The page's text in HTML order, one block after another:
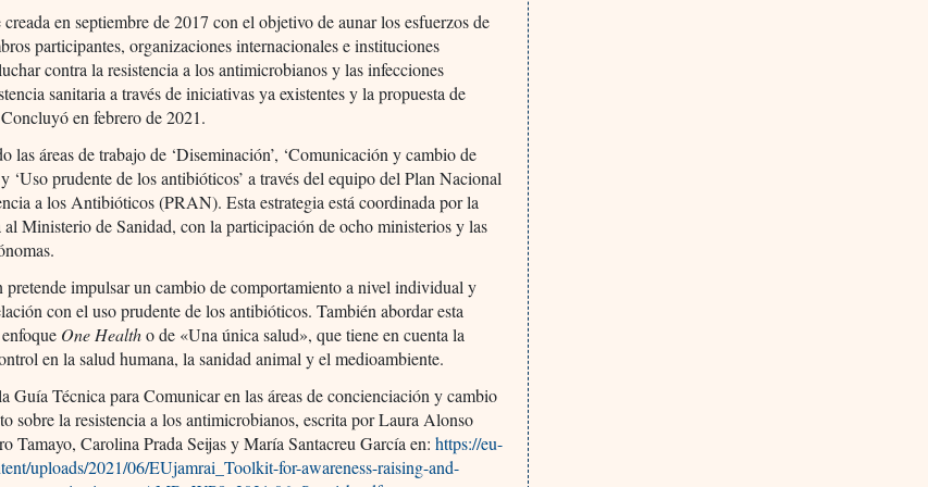
en septiembre de 2017 con el objetivo de aunar los esfuerzos de
participantes, organizaciones internacionales e instituciones
contra la resistencia a los antimicrobianos y las infecciones
sanitaria a través de iniciativas ya existentes y la propuesta de
en febrero de 2021.
las áreas de trabajo de ‘Diseminación’, ‘Comunicación y cambio de
‘Uso prudente de los antibióticos’ a través del equipo del Plan Nacional
a los Antibióticos (PRAN). Esta estrategia está coordinada por la
Ministerio de Sanidad, con la participación de ocho ministerios y las
pretende impulsar un cambio de comportamiento a nivel individual y
con el uso prudente de los antibióticos. También abordar esta
One Healtho de «Una única salud», que tiene en cuenta la
en la salud humana, la sanidad animal y el medioambiente.
Guía Técnica para Comunicar en las áreas de concienciación y cambio
sobre la resistencia a los antimicrobianos, escrita por Laura Alonso
Tamayo, Carolina Prada Seijas y María Santacreu García en:https://eu-
uploads/2021/06/EUjamrai_Toolkit-for-awareness-raising-and-